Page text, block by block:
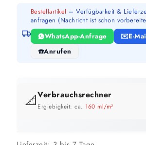
Bestellartikel – Verfügbarkeit &
anfragen (Nachricht ist schon
WhatsApp-Anfrage
E-
Anrufen
📐Verbrauchsrechner
Ergiebigkeit: ca. 160 ml/m²